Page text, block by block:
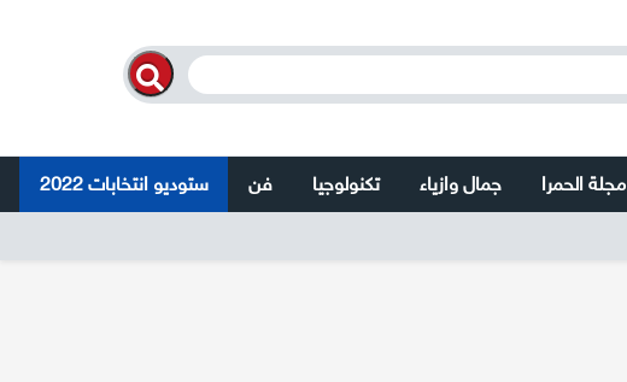
مجلة الحمرا جمال وازياء تكنولوجيا فن ستوديو انتخابات 2022